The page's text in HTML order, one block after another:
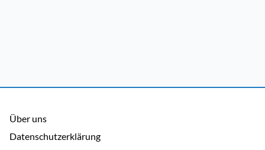
Über uns
Datenschutzerklärung